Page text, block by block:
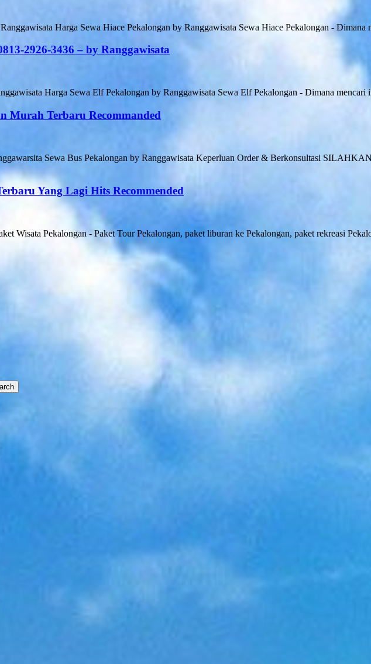
Harga Sewa Hiace Pekalongan by Ranggawisata Sewa Hiace Pekalongan -
2926-3436 – by Ranggawisata
Harga Sewa Elf Pekalongan by Ranggawisata Sewa Elf Pekalongan - Dimana
Murah Terbaru Recommanded
Sewa Bus Pekalongan by Ranggawisata Keperluan Order & Berkonsultasi
Yang Lagi Hits Recommended
Wisata Pekalongan - Paket Tour Pekalongan, paket liburan ke Pekalongan, paket rekreasi